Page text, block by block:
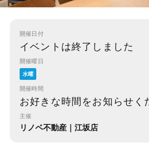
開催日付
イベントは終了しました
開催曜日
水曜
開催時間
お好きな時間をお知らせく
主催
リノベ不動産｜江坂店